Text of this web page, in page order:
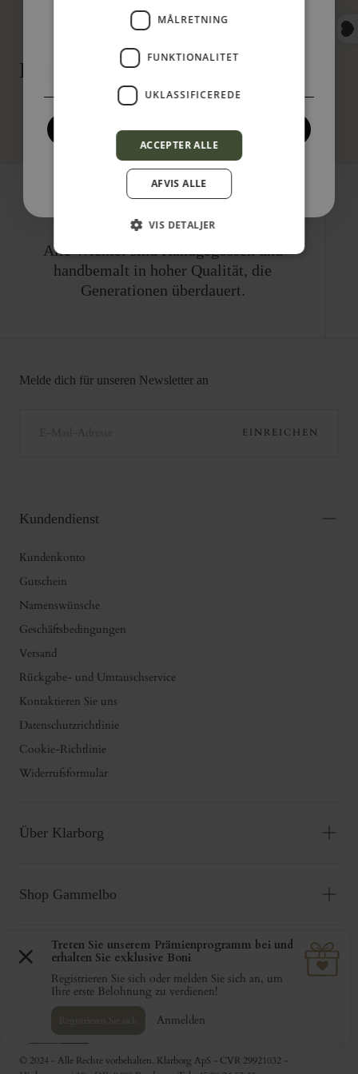
Das könnte Ihnen auch gefallen
Alle Wichtel sind Handgegossen und
handbemalt in hoher Qualität, die
Generationen überdauert.
Melde dich für unseren Newsletter an
EINREICHEN
Kundendienst
Kundenkonto
Gutschein
Namenswünsche
Geschäftsbedingungen
Versand
Rückgabe- und Umtauschservice
Kontaktieren Sie uns
Datenschutzrichtlinie
Cookie-Richtlinie
Widerrufsformular
Über Klarborg
Shop Gammelbo
© 2024 - Alle Rechte vorbehalten. Klarborg ApS - CVR 29921032 -
{"title"=>"Zahlungsmethoden"}
MÅLRETNING
FUNKTIONALITET
UKLASSIFICEREDE
ACCEPTER ALLE
AFVIS ALLE
VIS DETALJER
10 % Rabatt
Bestellung!
Tilmeld her
Jetzt anmelden!
Nein danke, jetzt nicht.